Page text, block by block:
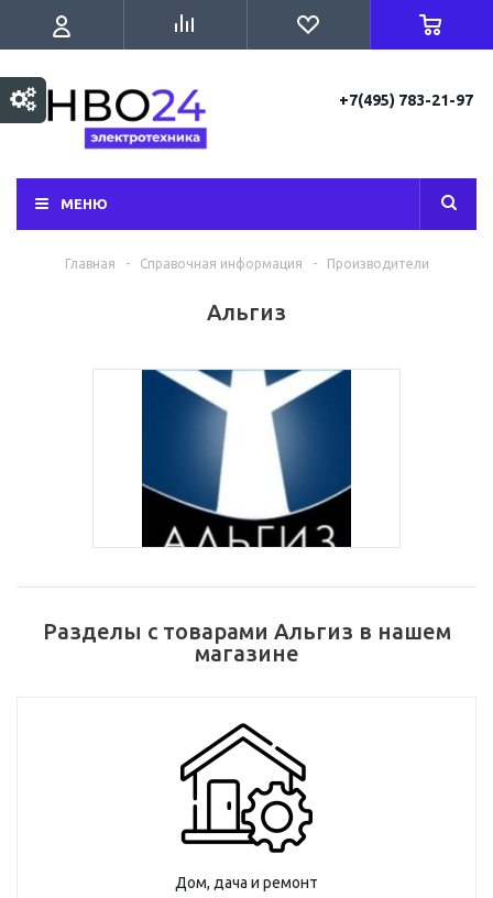
+7(495) 783-21-97
МЕНЮ
Главная - Справочная информация - Производители
Альгиз
Разделы с товарами Альгиз в нашем
магазине
Дом, дача и ремонт